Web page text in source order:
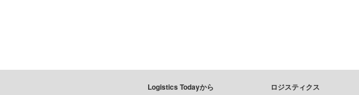
Logistics Todayから ロジスティクス